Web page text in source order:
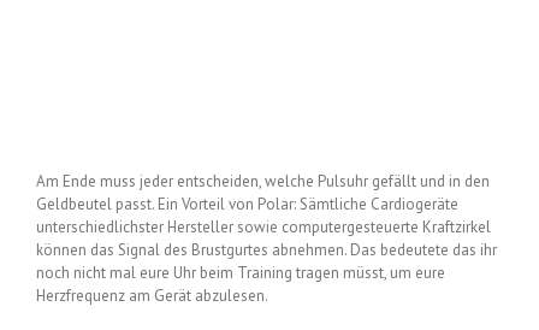
Am Ende muss jeder entscheiden, welche Pulsuhr gefällt und in den
Geldbeutel passt. Ein Vorteil von Polar: Sämtliche Cardiogeräte
unterschiedlichster Hersteller sowie computergesteuerte Kraftzirkel
können das Signal des Brustgurtes abnehmen. Das bedeutete das ihr
noch nicht mal eure Uhr beim Training tragen müsst, um eure
Herzfrequenz am Gerät abzulesen.